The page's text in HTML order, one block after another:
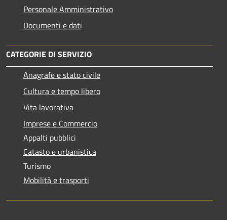
Personale Amministrativo
Documenti e dati
CATEGORIE DI SERVIZIO
Anagrafe e stato civile
Cultura e tempo libero
Vita lavorativa
Imprese e Commercio
Appalti pubblici
Catasto e urbanistica
Turismo
Mobilità e trasporti